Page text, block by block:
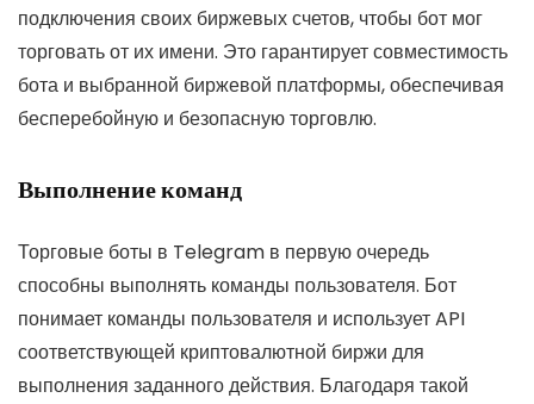
подключения своих биржевых счетов, чтобы бот мог
торговать от их имени. Это гарантирует совместимость
бота и выбранной биржевой платформы, обеспечивая
бесперебойную и безопасную торговлю.
Выполнение команд
Торговые боты в Telegram в первую очередь
способны выполнять команды пользователя. Бот
понимает команды пользователя и использует API
соответствующей криптовалютной биржи для
выполнения заданного действия. Благодаря такой